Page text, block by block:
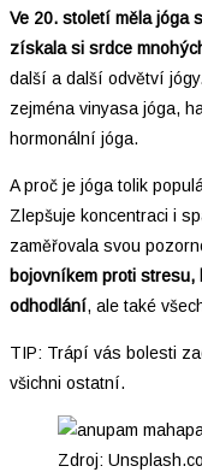
Ve 20. století měla jóga
získala si srdce
další a další odvětví
zejména vinyasa jóga,
hormonální jóga.
A proč je jóga tolik
Zlepšuje koncentraci i
zaměřovala svou
bojovníkem proti
odhodlání, ale také
TIP: Trápí vás bolesti
všichni ostatní.
Zdroj: